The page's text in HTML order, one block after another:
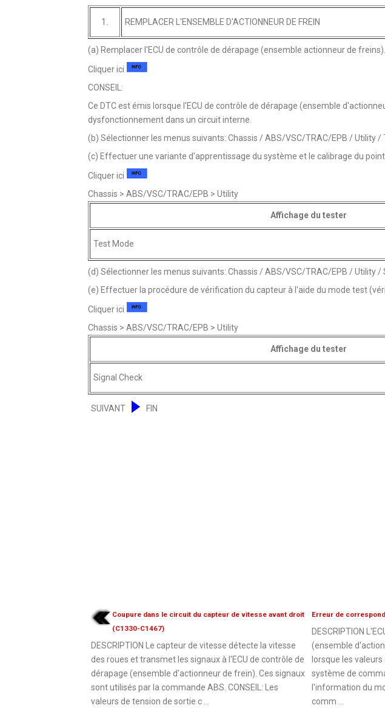
1. REMPLACER L'ENSEMBLE D'ACTIONNEUR DE FREIN
(a) Remplacer l'ECU de contrôle de dérapage (ensemble actionneur de freins).
Cliquer ici
CONSEIL:
Ce DTC est émis lorsque l'ECU de contrôle de dérapage (ensemble
dysfonctionnement dans un circuit interne.
(b) Sélectionner les menus suivants: Chassis / ABS/VSC/TRAC/EPB / Utility /
(c) Effectuer une variante d'apprentissage du système et le calibrage du
Cliquer ici
Chassis > ABS/VSC/TRAC/EPB > Utility
Affichage du tester
Test Mode
(d) Sélectionner les menus suivants: Chassis / ABS/VSC/TRAC/EPB / Utility /
(e) Effectuer la procédure de vérification du capteur à l'aide du mode test
Cliquer ici
Chassis > ABS/VSC/TRAC/EPB > Utility
Affichage du tester
Signal Check
SUIVANT FIN
Coupure dans le circuit du capteur de vitesse avant droit
(C1330-C1467)
DESCRIPTION Le capteur de vitesse détecte la vitesse
des roues et transmet les signaux à l'ECU de contrôle de
dérapage (ensemble d'actionneur de frein). Ces signaux
sont utilisés par la commande ABS. CONSEIL: Les
valeurs de tension de sortie c ...
Erreur de
DESCRIPTION
(ensemble
lorsque les
système de
l'information du
comm ...